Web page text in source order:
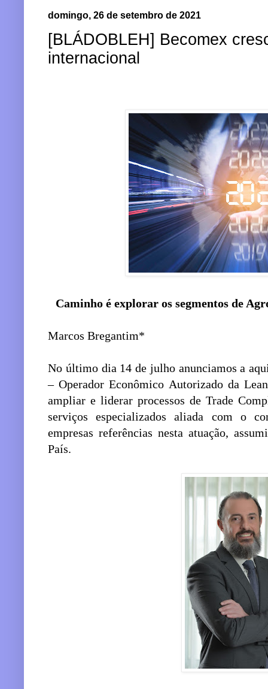
domingo, 26 de setembro de 2021
[BLÁDOBLEH] Becomex
internacional
Caminho é explorar os segmentos de
Marcos Bregantim*
No último dia 14 de julho anunciamos a
– Operador Econômico Autorizado da
ampliar e liderar processos de Trade
serviços especializados aliada com o
empresas referências nesta atuação,
País.